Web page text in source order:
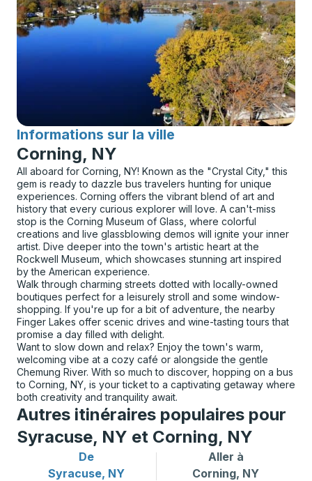
Informations sur la ville
pour
Corning, NY
All aboard for Corning, NY! Known as the "Crystal City," this
gem is ready to dazzle bus travelers hunting for unique
experiences. Corning offers the vibrant blend of art and
history that every curious explorer will love. A can't-miss
stop is the Corning Museum of Glass, where colorful
creations and live glassblowing demos will ignite your inner
artist. Dive deeper into the town's artistic heart at the
Rockwell Museum, which showcases stunning art inspired
by the American experience.
Walk through charming streets dotted with locally-owned
boutiques perfect for a leisurely stroll and some window-
shopping. If you're up for a bit of adventure, the nearby
Finger Lakes offer scenic drives and wine-tasting tours that
promise a day filled with delight.
Want to slow down and relax? Enjoy the town's warm,
welcoming vibe at a cozy café or alongside the gentle
Chemung River. With so much to discover, hopping on a bus
to Corning, NY, is your ticket to a captivating getaway where
both creativity and tranquility await.
Autres itinéraires populaires pour
Syracuse, NY et Corning, NY
De
Syracuse, NY
Itinéraires de bus depuis Syracuse, NY
Aller à
Corning, NY
Itinéraires de bus vers